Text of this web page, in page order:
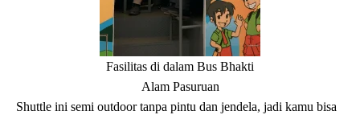
Fasilitas di dalam Bus Bhakti
Alam Pasuruan
Shuttle ini semi outdoor tanpa pintu dan jendela, jadi kamu bisa